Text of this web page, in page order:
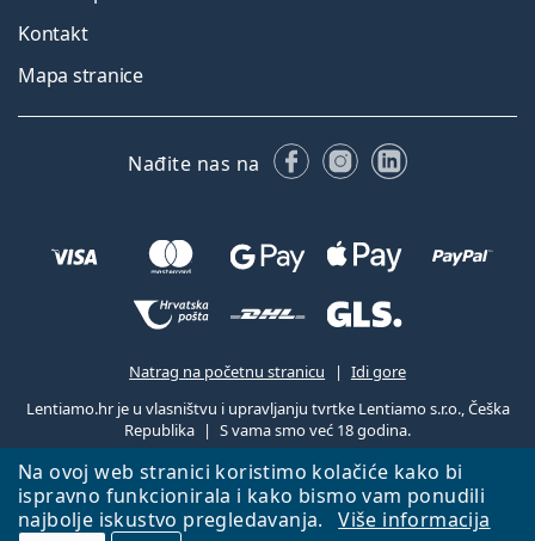
Na ovoj web stranici koristimo kolačiće kako bi
ispravno funkcionirala i kako bismo vam ponudili
najbolje iskustvo pregledavanja.
Više informacija
Kontakt
Mapa stranice
Nađite nas na FacebookuInstagramu
LinkedIn
Natrag na početnu stranicu
Idi gore
Lentiamo.hr je u vlasništvu i upravljanju tvrtke Lentiamo s.r.o., Češka
Republika
S vama smo već 18 godina.